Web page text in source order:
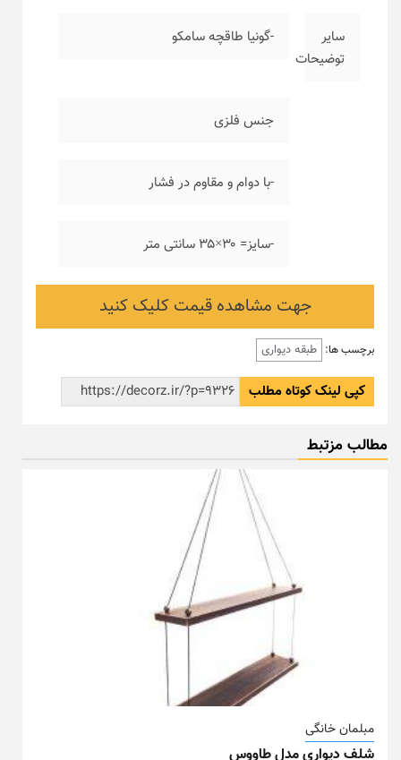
سایر
توضیحات
-گونیا طاقچه سامکو
جنس فلزی
-با دوام و مقاوم در فشار
-سایز= ۳۰×۳۵ سانتی متر
جهت مشاهده قیمت کلیک کنید
برچسب ها: طبقه دیواری
کپی لینک کوتاه مطلب
مطالب مزتبط
مبلمان خانگی
شلف دیواری مدل طاووس